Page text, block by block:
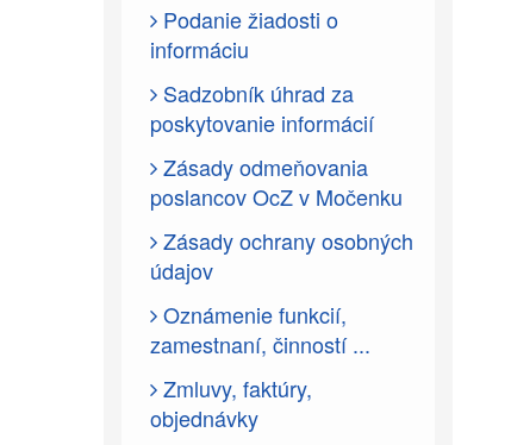
Podanie žiadosti o
informáciu
Sadzobník úhrad za
poskytovanie informácií
Zásady odmeňovania
poslancov OcZ v Močenku
Zásady ochrany osobných
údajov
Oznámenie funkcií,
zamestnaní, činností ...
Zmluvy, faktúry,
objednávky